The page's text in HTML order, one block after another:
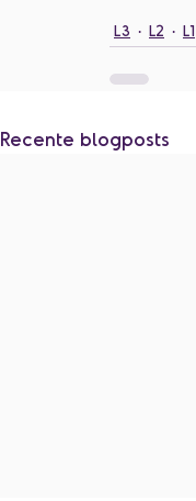
L3 L2 L1
Recente blogposts